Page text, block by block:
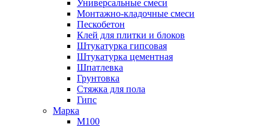
Универсальные смеси
Монтажно-кладочные смеси
Пескобетон
Клей для плитки и блоков
Штукатурка гипсовая
Штукатурка цементная
Шпатлевка
Грунтовка
Стяжка для пола
Гипс
Марка
М100